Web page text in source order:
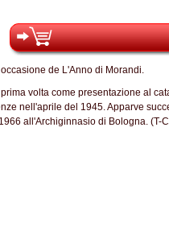
de L'Anno di Morandi.
volta come presentazione al
nell'aprile del 1945. Apparve
all'Archiginnasio di Bologna. (T-